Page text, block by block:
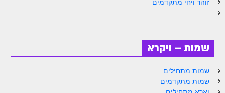
הזוהר הקדוש ויגש מתקדמים
הזוהר הקדוש ויחי מתחילים
זוהר ויחי מתקדמים
שמות – ויקרא
שמות מתחילים
שמות מתקדמים